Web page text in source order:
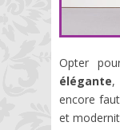
Opter
élégante,
encore
et